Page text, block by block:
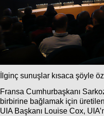
İlginç sunuşlar kısaca şöyle
Fransa Cumhurbaşkanı
birbirine bağlamak için
UIA Başkanı Louise Cox,